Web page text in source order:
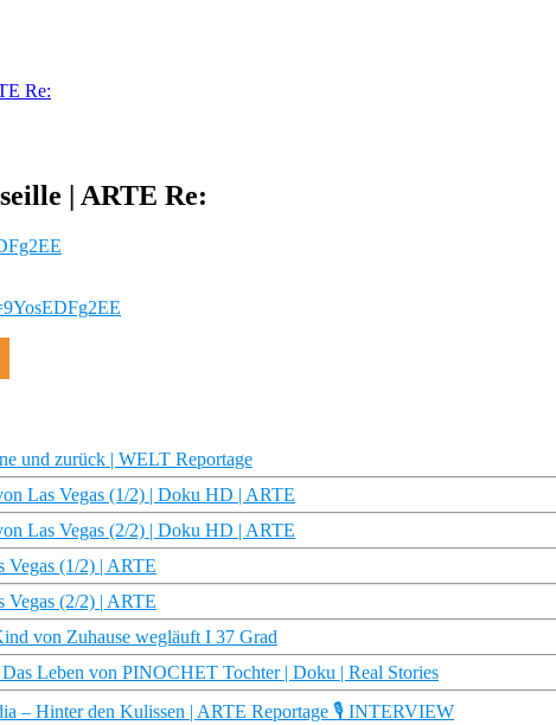
Re:
| ARTE Re:
und zurück | WELT Reportage
Las Vegas (1/2) | Doku HD | ARTE
Las Vegas (2/2) | Doku HD | ARTE
Vegas (1/2) | ARTE
Vegas (2/2) | ARTE
von Zuhause wegläuft I 37 Grad
Leben von PINOCHET Tochter | Doku | Real Stories
– Hinter den Kulissen | ARTE Reportage 🎙️ INTERVIEW